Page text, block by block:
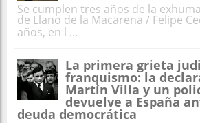
Se cumplen tres años de la
de Llano de la Macarena / Felipe
años, en l ...
La primera grieta
franquismo: la
Martín Villa y un
devuelve a España
deuda democrática